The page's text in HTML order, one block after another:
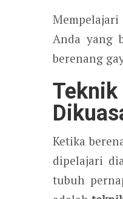
Anda yang
berenang
Teknik
Ketika
dipelajari
tubuh